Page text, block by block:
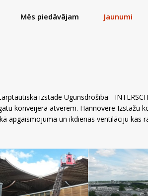
Mēs piedāvājam Jaunumi
izstāde Ugunsdrošība -
konveijera atverēm. Hannovere Izstāžu
apgaismojuma un ikdienas ventilāciju kas